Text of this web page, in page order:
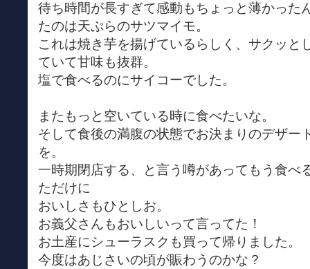
待ち時間が長すぎて感動もちょっと薄かった
たのは天ぷらのサツマイモ。
これは焼き芋を揚げているらしく、サクッと
ていて甘味も抜群。
塩で食べるのにサイコーでした。
またもっと空いている時に食べたいな。
そして食後の満腹の状態でお決まりのデザー
を。
一時期閉店する、と言う噂があってもう食べ
ただけに
おいしさもひとしお。
お義父さんもおいしいって言ってた！
お土産にシューラスクも買って帰りました。
今度はあじさいの頃が賑わうのかな？